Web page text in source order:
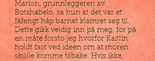
Marion, grunnleggeren av
Botshabelo, sa hun at det var et
fåfengt håp barnet klamret seg til.
Dette gikk veldig inn på meg, for på
en måte forsto jeg hvorfor Kaitlin
holdt fast ved ideen om at moren
skulle komme tilbake. Hvis ikke,